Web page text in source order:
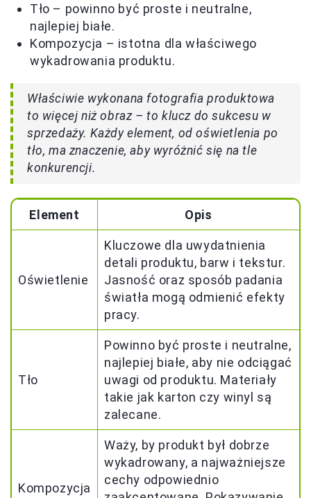
Tło – powinno być proste i neutralne,
najlepiej białe.
Kompozycja – istotna dla właściwego
wykadrowania produktu.
Właściwie wykonana fotografia produktowa
to więcej niż obraz – to klucz do sukcesu w
sprzedaży. Każdy element, od oświetlenia po
tło, ma znaczenie, aby wyróżnić się na tle
konkurencji.
Element Opis
Oświetlenie
Kluczowe dla uwydatnienia
detali produktu, barw i tekstur.
Jasność oraz sposób padania
światła mogą odmienić efekty
pracy.
Tło
Powinno być proste i neutralne,
najlepiej białe, aby nie odciągać
uwagi od produktu. Materiały
takie jak karton czy winyl są
zalecane.
Kompozycja
Waży, by produkt był dobrze
wykadrowany, a najważniejsze
cechy odpowiednio